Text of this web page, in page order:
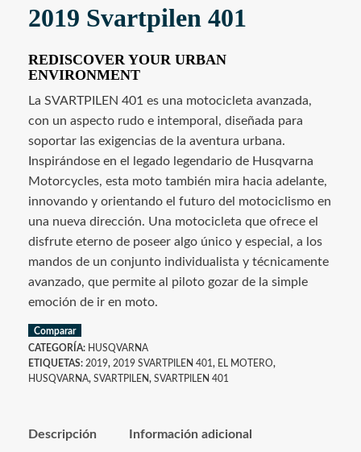
2019 Svartpilen 401
REDISCOVER YOUR URBAN
ENVIRONMENT
La SVARTPILEN 401 es una motocicleta avanzada,
con un aspecto rudo e intemporal, diseñada para
soportar las exigencias de la aventura urbana.
Inspirándose en el legado legendario de Husqvarna
Motorcycles, esta moto también mira hacia adelante,
innovando y orientando el futuro del motociclismo en
una nueva dirección. Una motocicleta que ofrece el
disfrute eterno de poseer algo único y especial, a los
mandos de un conjunto individualista y técnicamente
avanzado, que permite al piloto gozar de la simple
emoción de ir en moto.
Comparar
CATEGORÍA: HUSQVARNA
ETIQUETAS: 2019, 2019 SVARTPILEN 401, EL MOTERO,
HUSQVARNA, SVARTPILEN, SVARTPILEN 401
Descripción Información adicional